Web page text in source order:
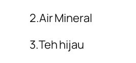
2.Air Mineral
3.Teh hijau